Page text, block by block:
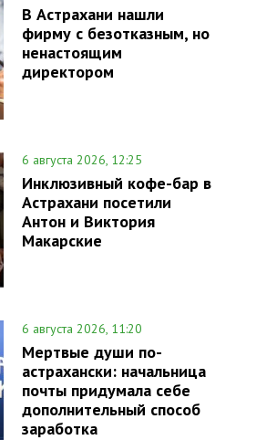
В Астрахани нашли
фирму с безотказным, но
ненастоящим
директором
6 августа 2026, 12:25
Инклюзивный кофе-бар в
Астрахани посетили
Антон и Виктория
Макарские
6 августа 2026, 11:20
Мертвые души по-
астрахански: начальница
почты придумала себе
дополнительный способ
заработка